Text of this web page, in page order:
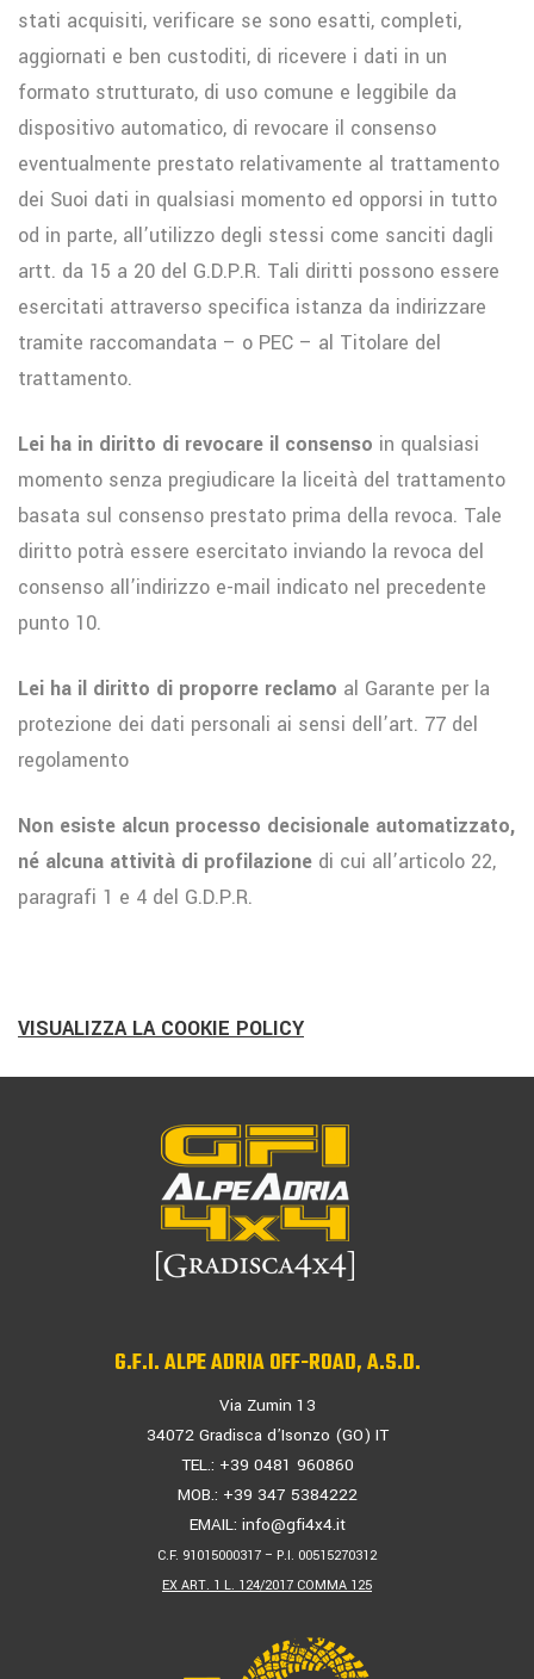
stati acquisiti, verificare se sono esatti, completi,
aggiornati e ben custoditi, di ricevere i dati in un
formato strutturato, di uso comune e leggibile da
dispositivo automatico, di revocare il consenso
eventualmente prestato relativamente al trattamento
dei Suoi dati in qualsiasi momento ed opporsi in tutto
od in parte, all’utilizzo degli stessi come sanciti dagli
artt. da 15 a 20 del G.D.P.R. Tali diritti possono essere
esercitati attraverso specifica istanza da indirizzare
tramite raccomandata – o PEC – al Titolare del
trattamento.
Lei ha in diritto di revocare il consenso in qualsiasi
momento senza pregiudicare la liceità del trattamento
basata sul consenso prestato prima della revoca. Tale
diritto potrà essere esercitato inviando la revoca del
consenso all’indirizzo e-mail indicato nel precedente
punto 10.
Lei ha il diritto di proporre reclamo al Garante per la
protezione dei dati personali ai sensi dell’art. 77 del
regolamento
Non esiste alcun processo decisionale automatizzato,
né alcuna attività di profilazione di cui all’articolo 22,
paragrafi 1 e 4 del G.D.P.R.
VISUALIZZA LA COOKIE POLICY
G.F.I. ALPE ADRIA OFF-ROAD, A.S.D.
Via Zumin 13
34072 Gradisca d’Isonzo (GO) IT
TEL.: +39 0481 960860
MOB.: +39 347 5384222
EMAIL: info@gfi4x4.it
C.F. 91015000317 – P.I. 00515270312
EX ART. 1 L. 124/2017 COMMA 125